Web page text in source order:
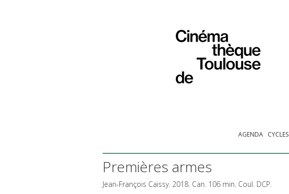
AGENDA CYCLES
Premières armes
Jean-François Caissy. 2018. Can. 106 min. Coul. DCP.